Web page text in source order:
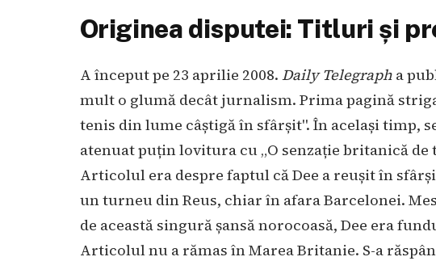
Originea disputei: Titluri și
A început pe 23 aprilie 2008. Daily Telegrapha
mult o glumă decât jurnalism. Prima pagină
tenis din lume câștigă în sfârșit". În același timp,
atenuat puțin lovitura cu „O senzație britanică de
Articolul era despre faptul că Dee a reușit în
un turneu din Reus, chiar în afara Barcelonei.
de această singură șansă norocoasă, Dee era
Articolul nu a rămas în Marea Britanie. S-a